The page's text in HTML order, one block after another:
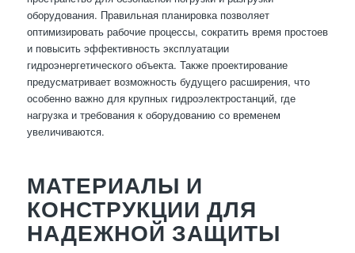
оборудования. Правильная планировка позволяет
оптимизировать рабочие процессы, сократить время простоев
и повысить эффективность эксплуатации
гидроэнергетического объекта. Также проектирование
предусматривает возможность будущего расширения, что
особенно важно для крупных гидроэлектростанций, где
нагрузка и требования к оборудованию со временем
увеличиваются.
МАТЕРИАЛЫ И
КОНСТРУКЦИИ ДЛЯ
НАДЕЖНОЙ ЗАЩИТЫ